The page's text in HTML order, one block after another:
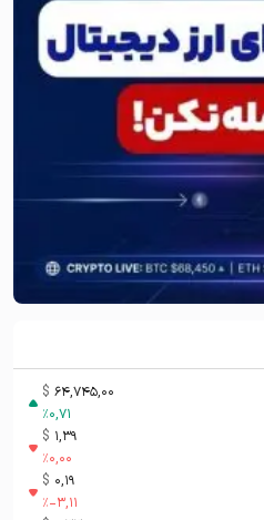
64,745,00
$
%0,71
1,39
$
%0,00
0,19
$
%-3,11